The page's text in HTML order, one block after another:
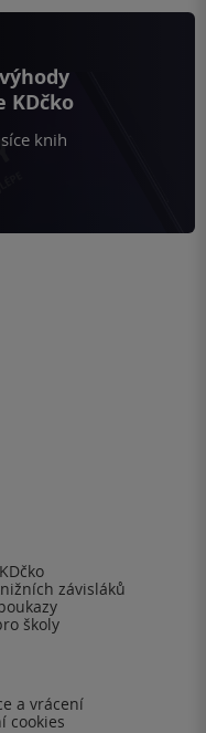
KDčko
knih
závisláků
školy
a vrácení
cookies